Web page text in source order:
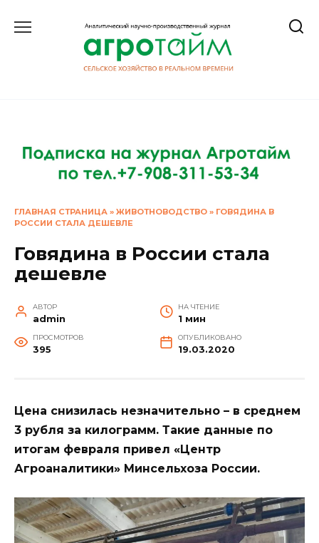
ГЛАВНАЯ СТРАНИЦА » ЖИВОТНОВОДСТВО » ГОВЯДИНА В
РОССИИ СТАЛА ДЕШЕВЛЕ
Говядина в России стала
дешевле
АВТОР
admin
НА ЧТЕНИЕ
1 мин
ПРОСМОТРОВ
395
ОПУБЛИКОВАНО
19.03.2020
Цена снизилась незначительно – в среднем
3 рубля за килограмм. Такие данные по
итогам февраля привел «Центр
Агроаналитики» Минсельхоза России.